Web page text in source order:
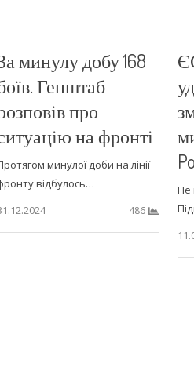
минулу добу 168
Генштаб
про
на фронті
минулої доби на лінії
відбулось…
486
Не